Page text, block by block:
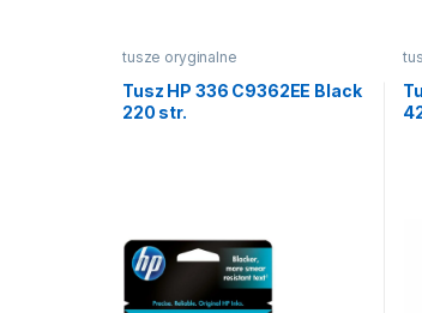
tusze oryginalne
Tusz HP 336 C9362EE Black
220 str.